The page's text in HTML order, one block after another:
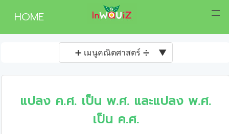
HOME
➕ เมนูคณิตศาสตร์ ➗ ▼
แปลง ค.ศ. เป็น พ.ศ. และแปลง พ.ศ.
เป็น ค.ศ.